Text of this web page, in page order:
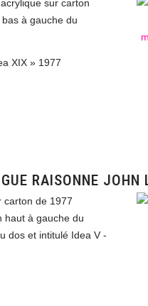
sur carton
à gauche du
XIX » 1977
RAISONNE JOHN
carton de 1977
haut à gauche du
dos et intitulé Idea V -